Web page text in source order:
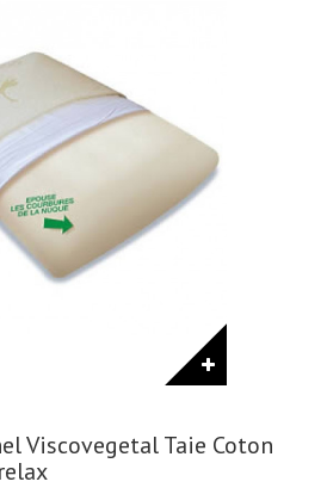
Viscovegetal Taie Coton